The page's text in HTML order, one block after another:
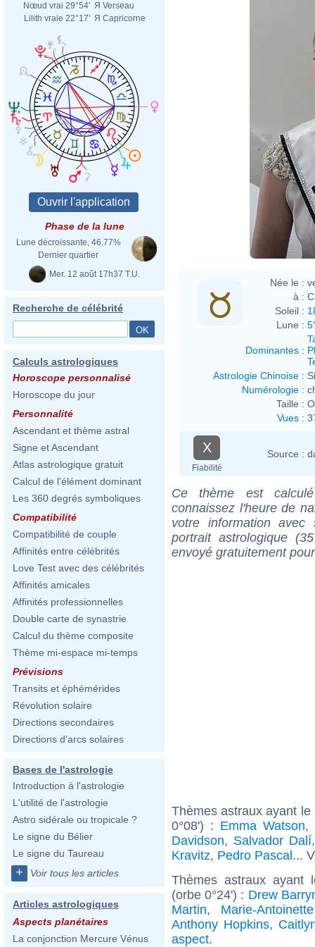
Nœud vrai 29°54' Я Verseau
Lilith vraie 22°17' Я Capricorne
Phase de la lune
Lune décroissante, 46.77%
Dernier quartier
Mer. 12 août 17h37 T.U.
Recherche de célébrité
Calculs astrologiques
Horoscope personnalisé
Horoscope du jour
Personnalité
Ascendant et thème astral
Signe et Ascendant
Atlas astrologique gratuit
Calcul de l'élément dominant
Les 360 degrés symboliques
Compatibilité
Compatibilité de couple
Affinités entre célébrités
Love Test avec des célébrités
Affinités amicales
Affinités professionnelles
Double carte de synastrie
Calcul du thème composite
Thème mi-espace mi-temps
Prévisions
Transits et éphémérides
Révolution solaire
Directions secondaires
Directions d'arcs solaires
Bases de l'astrologie
Introduction à l'astrologie
L'utilité de l'astrologie
Astro sidérale ou tropicale ?
Le signe du Bélier
Le signe du Taureau
+ Voir tous les articles
Articles astrologiques
Aspects planétaires
La conjonction Mercure Vénus
Née le :
à :
Soleil :
Lune :
Dominantes :
Astrologie Chinoise :
Numérologie :
Taille :
Vues :
X
Fiabilité
Source :
Ce thème est
connaissez l'heure de
votre information
portrait astrologique
envoyé gratuitement
Thèmes astraux ayant
0°08') : Emma Watson,
Davidson, Salvador Dalí
Kravitz, Pedro Pascal...
Thèmes astraux ayant
(orbe 0°24') : Drew
Martin, Marie-
Anthony Hopkins,
aspect.